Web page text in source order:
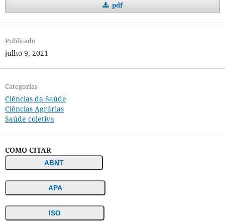
pdf
Publicado
julho 9, 2021
Categorias
Ciências da Saúde
Ciências Agrárias
Saúde coletiva
COMO CITAR
ABNT
APA
ISO